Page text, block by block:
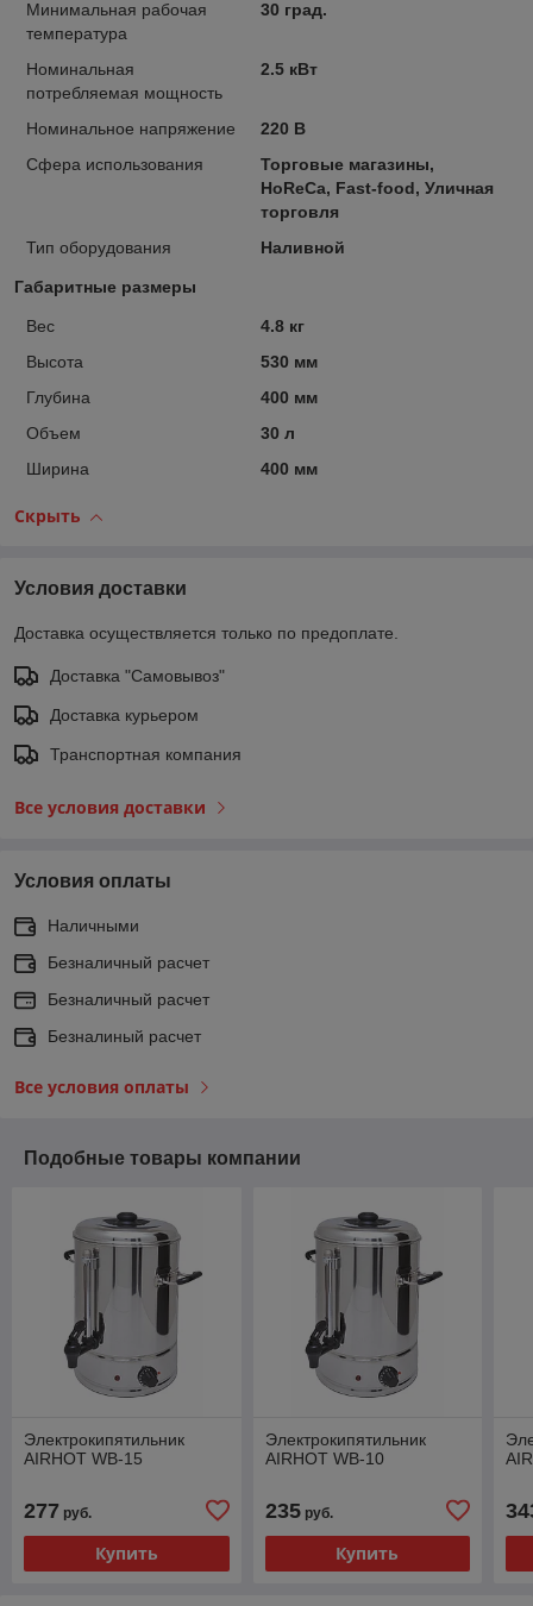
Минимальная рабочая
температура
30 град.
Номинальная
потребляемая мощность
2.5 кВт
Номинальное напряжение
220 В
Сфера использования
Торговые магазины,
HoReCa, Fast-food, Уличная
торговля
Тип оборудования
Наливной
Габаритные размеры
Вес
4.8 кг
Высота
530 мм
Глубина
400 мм
Объем
30 л
Ширина
400 мм
Скрыть
Условия доставки
Доставка осуществляется только по предоплате.
Доставка "Самовывоз"
Доставка курьером
Транспортная компания
Все условия доставки
Условия оплаты
Наличными
Безналичный расчет
Безналичный расчет
Безналиный расчет
Все условия оплаты
Подобные товары компании
Электрокипятильник
AIRHOT WB-15
277 руб.
Купить
Электрокипятильник
AIRHOT WB-10
235руб.
Купить